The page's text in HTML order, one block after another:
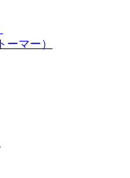
マー）